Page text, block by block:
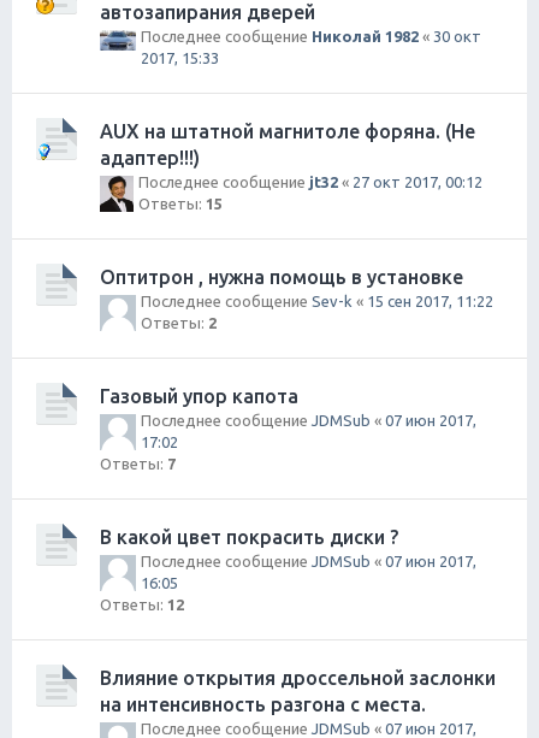
автозапирания дверей
Последнее сообщение Николай 1982 « 30 окт
2017, 15:33
AUX на штатной магнитоле форяна. (Не
адаптер!!!)
Последнее сообщение jt32 « 27 окт 2017, 00:12
Ответы: 15
Оптитрон , нужна помощь в установке
Последнее сообщение Sev-k « 15 сен 2017, 11:22
Ответы: 2
Газовый упор капота
Последнее сообщение JDMSub « 07 июн 2017,
17:02
Ответы: 7
В какой цвет покрасить диски ?
Последнее сообщение JDMSub « 07 июн 2017,
16:05
Ответы: 12
Влияние открытия дроссельной заслонки
на интенсивность разгона с места.
Последнее сообщение JDMSub « 07 июн 2017,